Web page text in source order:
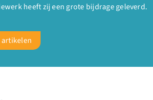
heeft zij een grote bijdrage geleverd.